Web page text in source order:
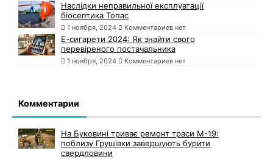
Наслідки неправильної експлуатації
біосептика Топас
1 ноября, 2024 Комментариев нет
Е-сигарети 2024: Як знайти свого
перевіреного постачальника
1 ноября, 2024 Комментариев нет
Комментарии
На Буковині триває ремонт траси М-19:
поблизу Грушівки завершують бурити
свердловини